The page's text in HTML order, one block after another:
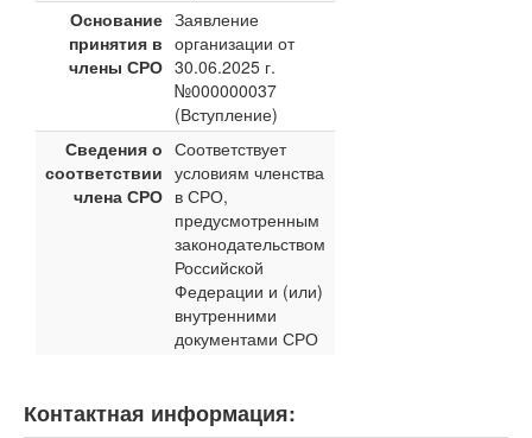
Основание
принятия в
члены СРО
Заявление
организации от
30.06.2025 г.
№000000037
(Вступление)
Сведения о
соответствии
члена СРО
Соответствует
условиям членства
в СРО,
предусмотренным
законодательством
Российской
Федерации и (или)
внутренними
документами СРО
Контактная информация: